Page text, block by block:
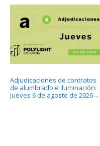
Adjudicaciones de contratos
de alumbrado e iluminación:
jueves 6 de agosto de 2026→